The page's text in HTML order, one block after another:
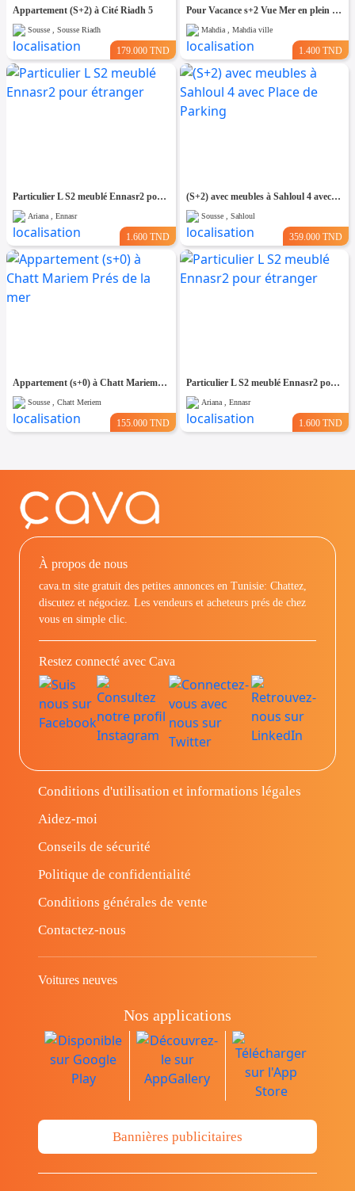
Appartement (S+2) à Cité Riadh 5
Sousse , Sousse Riadh
179.000 TND
Pour Vacance s+2 Vue Mer en plein Zone Touristique Mahdia
Mahdia , Mahdia ville
1.400 TND
Particulier L S2 meublé Ennasr2 pour étranger
Ariana , Ennasr
1.600 TND
(S+2) avec meubles à Sahloul 4 avec Place de Parking
Sousse , Sahloul
359.000 TND
Appartement (s+0) à Chatt Mariem Prés de la mer
Sousse , Chatt Meriem
155.000 TND
Particulier L S2 meublé Ennasr2 pour étranger
Ariana , Ennasr
1.600 TND
À propos de nous
cava.tn site gratuit des petites annonces en Tunisie: Chattez,
discutez et négociez. Les vendeurs et acheteurs prés de chez
vous en simple clic.
Restez connecté avec Cava
Conditions d'utilisation et informations légales
Aidez-moi
Conseils de sécurité
Politique de confidentialité
Conditions générales de vente
Contactez-nous
Voitures neuves
Nos applications
Bannières publicitaires